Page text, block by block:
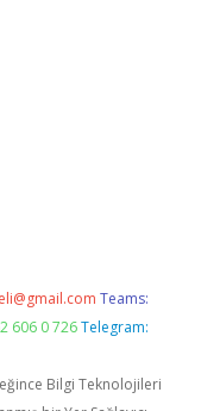
Teams:
606 0 726 Telegram:
Bilgi Teknolojileri